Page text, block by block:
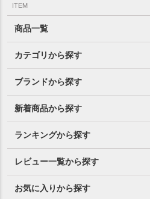
ITEM
商品一覧
カテゴリから探す
ブランドから探す
新着商品から探す
ランキングから探す
レビュー一覧から探す
お気に入りから探す